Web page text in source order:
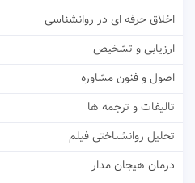
اخلاق حرفه ای در روانشناسی
ارزیابی و تشخیص
اصول و فنون مشاوره
تالیفات و ترجمه ها
تحلیل روانشناختی فیلم
درمان هیجان مدار